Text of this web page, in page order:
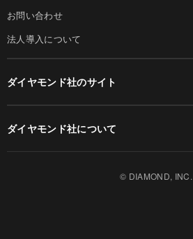
お問い合わせ
法人導入について
ダイヤモンド社のサイト
ダイヤモンド社について
© DIAMOND, INC.